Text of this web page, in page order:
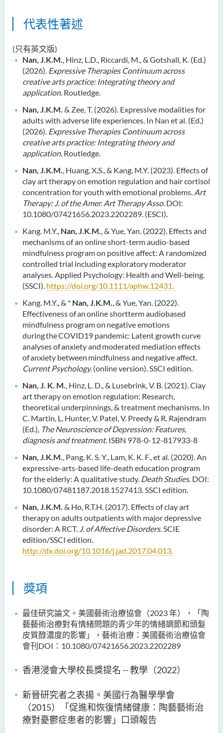
代表性著述
(只有英文版)
Nan, J.K.M., Hinz, L.D., Riccardi, M., & Gotshall, K. (Ed.)
(2026). Expressive Therapies Continuum across
creative arts practice: Integrating theory and
application. Routledge.
Nan, J.K.M. & Zee, T. (2026). Expressive modalities for
adults with adverse lifeexperiences. In Nan et al. (Ed.)
(2026). Expressive Therapies Continuum across
creative arts practice: Integrating theory and
application. Routledge.
Nan, J.K.M., Huang, X.S., & Kang. M.Y. (2023). Effects of
clay art therapy on emotion regulation and hair cortisol
concentration for youth with emotional problems. Art
Therapy: J. of the Amer. Art Therapy Asso. DOI:
10.1080/07421656.2023.2202289. (ESCI).
Kang. M.Y., Nan, J.K.M., & Yue, Yan. (2022). Effects and
mechanisms of an online short-term audio-based
mindfulness program on positive affect: A randomized
controlled trial including exploratory moderator
analyses. Applied Psychology: Health and Well-being.
(SSCI). https://doi.org/10.1111/aphw.12431.
Kang. M.Y., & * Nan, J.K.M., & Yue, Yan. (2022).
Effectiveness of an online shortterm audiobased
mindfulness program on negative emotions
during the COVID19 pandemic: Latent growth curve
analyses of anxiety and moderated mediation effects
of anxiety between mindfulness and negative affect.
Current Psychology. (online version). SSCI edition.
Nan, J. K. M., Hinz, L. D., & Lusebrink, V. B. (2021). Clay
art therapy on emotion regulation: Research,
theoretical underpinnings, & treatment mechanisms. In
C. Martin, L. Hunter, V. Patel, V. Preedy & R. Rajendram
(Ed.), The Neuroscience of Depression: Features,
diagnosis and treatment. ISBN 978-0-12-817933-8
Nan, J.K.M., Pang, K. S. Y., Lam, K. K. F., et al. (2020). An
expressive-arts-based life-death education program
for the elderly: A qualitative study. Death Studies. DOI:
10.1080/07481187.2018.1527413. SSCI edition.
Nan, J.K.M. & Ho, R.T.H. (2017). Effects of clay art
therapy on adults outpatients with major depressive
disorder: A RCT. J. of Affective Disorders. SCIE
edition/SSCI edition.
http://dx.doi.org/10.1016/j.jad.2017.04.013.
獎項
最佳研究論文。美國藝術治療協會（2023年），「陶
藝藝術治療對有情緒問題的青少年的情緒調節和頭髮
皮質醇濃度的影響 」
，藝術治療：美國藝術治療協會
會刊DOI：10.1080/07421656.2023.2202289
香港浸會大學校長獎提名 --教學（2022）
新晉研究者之表揚。美國行為醫學學會
（2015）「促進和恢復情緒健康：陶藝藝術治
療對憂鬱症患者的影響」口頭報告